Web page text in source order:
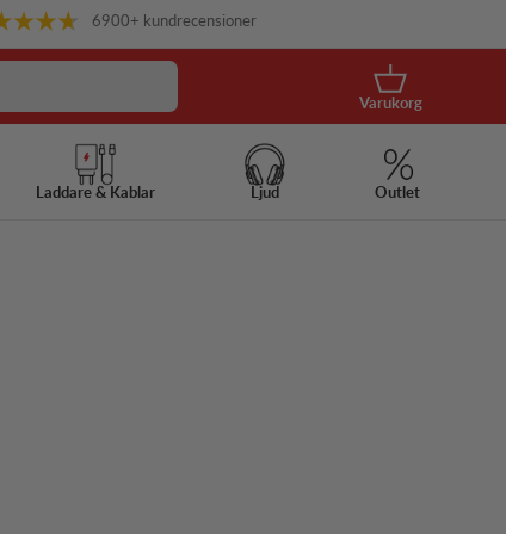
6900+ kundrecensioner
Korg
Varukorg
Laddare & Kablar Ljud Outlet